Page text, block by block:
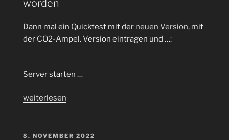
worden
Dann mal ein Quicktest mit der neuen Version, mit
der CO2-Ampel. Version eintragen und …:
Server starten …
„Passend
und
weiterlesen
VERÖFFENTLICHT
8. NOVEMBER 2022